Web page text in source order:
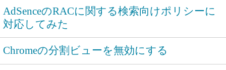
AdSenceのRACに関する検索向けポリシーに
対応してみた
Chromeの分割ビューを無効にする